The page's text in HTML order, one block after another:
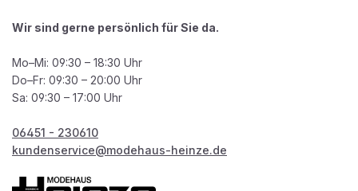
Wir sind gerne persönlich für Sie da.
Mo–Mi: 09:30 – 18:30 Uhr
Do–Fr: 09:30 – 20:00 Uhr
Sa: 09:30 – 17:00 Uhr
06451 - 230610
kundenservice@modehaus-heinze.de